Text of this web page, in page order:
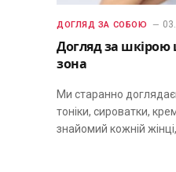
ДОГЛЯД ЗА СОБОЮ
Догляд за шкірою
зона
Ми старанно
тоніки, сироватки,
знайомий кожній